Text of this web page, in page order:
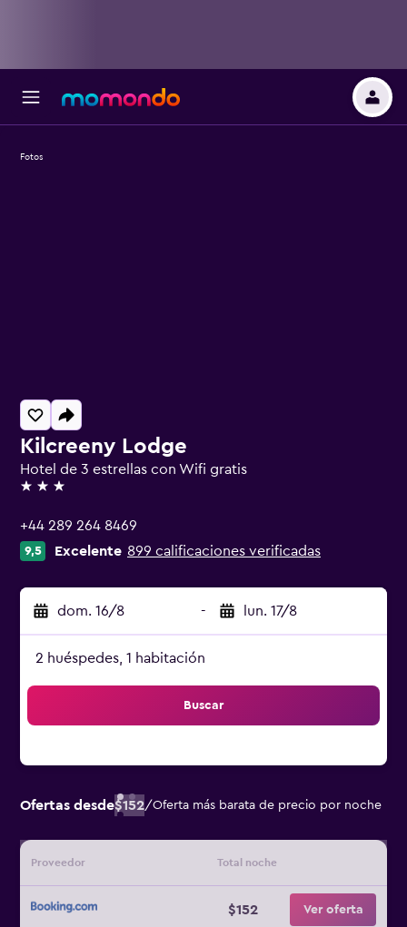
Kilcreeny Lodge
Hotel de 3 estrellas con Wifi gratis
3 estrellas
+44 289 264 8469
9,5 Excelente 899 calificaciones verificadas
dom. 16/8 - lun. 17/8
2 huéspedes, 1 habitación
Buscar
Ofertas desde$152/Oferta más barata de precio por noche
Proveedor Total noche
$152 Ver oferta
Fotos